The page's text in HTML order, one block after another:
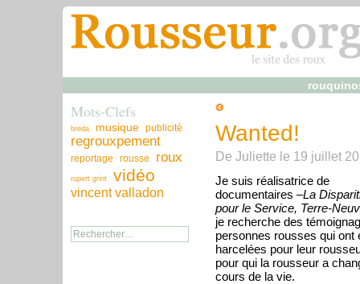
Mots-Clefs
breda musique publicité
regrouxpement
reportage rousse roux
rupert grint vidéo
vincent valladon
Wanted!
De Juliette le 19 juillet
Je suis réalisatrice de
documentaires –La
pour le Service, Terre-
je recherche des
personnes rousses qui ont
harcelées pour leur
pour qui la rousseur a
cours de la vie.